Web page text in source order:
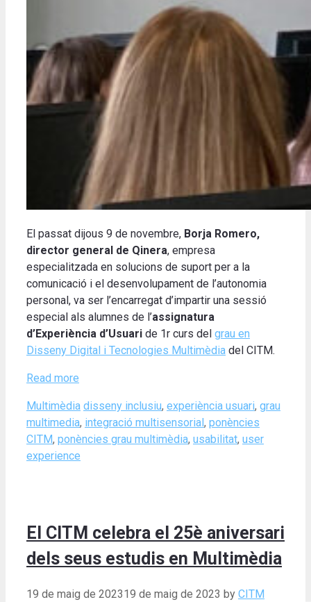
El passat dijous 9 de novembre, Borja Romero,
director general de Qinera, empresa
especialitzada en solucions de suport per a la
comunicació i el desenvolupament de l’autonomia
personal, va ser l’encarregat d’impartir una sessió
especial als alumnes de l’assignatura
d’Experiència d’Usuari de 1r curs del grau en
Disseny Digital i Tecnologies Multimèdia del CITM.
Read more
Categories
Multimèdia Tags
disseny inclusiu, experiència usuari, grau
multimedia, integració multisensorial, ponències
CITM, ponències grau multimèdia, usabilitat, user
experience
El CITM celebra el 25è aniversari
dels seus estudis en Multimèdia
19 de maig de 202319 de maig de 2023 by CITM